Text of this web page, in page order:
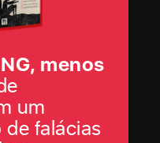
menos
um
falácias